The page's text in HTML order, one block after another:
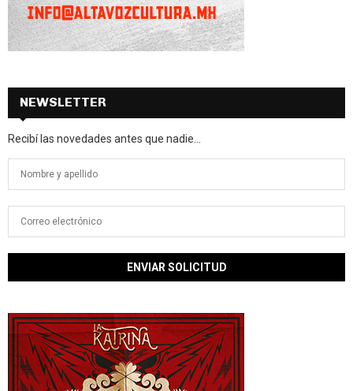
NEWSLETTER
Recibí las novedades antes que nadie...